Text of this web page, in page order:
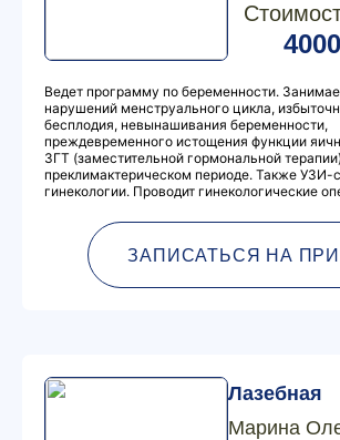
Ведет программу по беременности.
нарушений менструального цикла,
бесплодия, невынашивания беременности,
преждевременного истощения функции
ЗГТ (заместительной гормональной
преклимактерическом периоде. Также УЗИ-
гинекологии. Проводит гинекологические
ЗАПИСАТЬСЯ НА
Лазебная
Марина